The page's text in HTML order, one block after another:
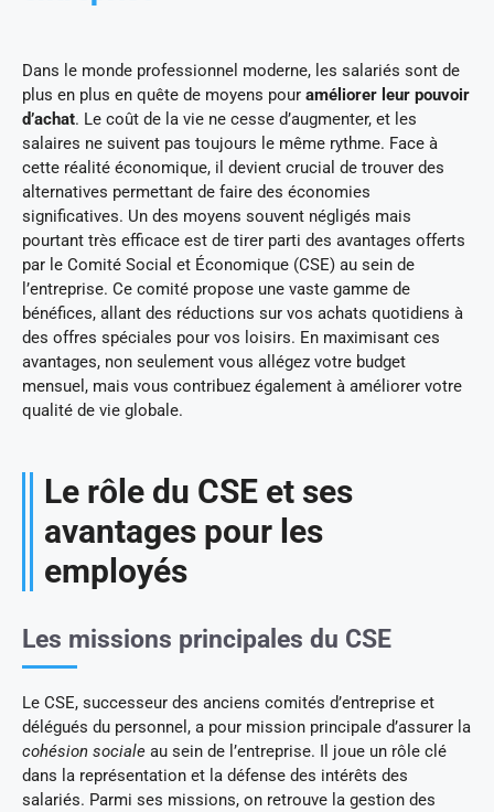
Dans le monde professionnel moderne, les salariés sont de
plus en plus en quête de moyens pour améliorer leur pouvoir
d’achat. Le coût de la vie ne cesse d’augmenter, et les
salaires ne suivent pas toujours le même rythme. Face à
cette réalité économique, il devient crucial de trouver des
alternatives permettant de faire des économies
significatives. Un des moyens souvent négligés mais
pourtant très efficace est de tirer parti des avantages offerts
par le Comité Social et Économique (CSE) au sein de
l’entreprise. Ce comité propose une vaste gamme de
bénéfices, allant des réductions sur vos achats quotidiens à
des offres spéciales pour vos loisirs. En maximisant ces
avantages, non seulement vous allégez votre budget
mensuel, mais vous contribuez également à améliorer votre
qualité de vie globale.
Le rôle du CSE et ses
avantages pour les
employés
Les missions principales du CSE
Le CSE, successeur des anciens comités d’entreprise et
délégués du personnel, a pour mission principale d’assurer la
cohésion sociale au sein de l’entreprise. Il joue un rôle clé
dans la représentation et la défense des intérêts des
salariés. Parmi ses missions, on retrouve la gestion des